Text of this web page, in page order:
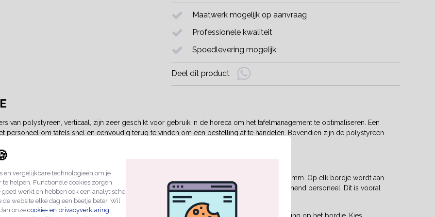
en vergelijkbare technologieën om je
te helpen. Functionele cookies zorgen
werkt en hebben ook een analytische
website elke dag een beetje beter. Wil
onze cookie- en privacyverklaring.
Maatwerk mogelijk op aanvraag
Professionele kwaliteit
Spoedlevering mogelijk
Deel dit product
van polystyreen, verticaal, zijn zeer geschikt voor gebruik in de horeca om het tafelmanagement te optimaliseren. Een
personeel om tafels snel en eenvoudig terug te vinden om een bestelling af te handelen. Bovendien zijn de polystyreen
van polystyreen
polystyreen zijn verkrijgbaar in twee verschillende maten en hebben allebei een dikte van 1 mm. Op elk bordje wordt aan
nummer bedrukt, zodat er geen verwarring ontstaat, zowel voor gasten als voor het bedienend personeel. Dit is vooral
het tafelnummer noteert tijdens het opnemen van een bestelling.